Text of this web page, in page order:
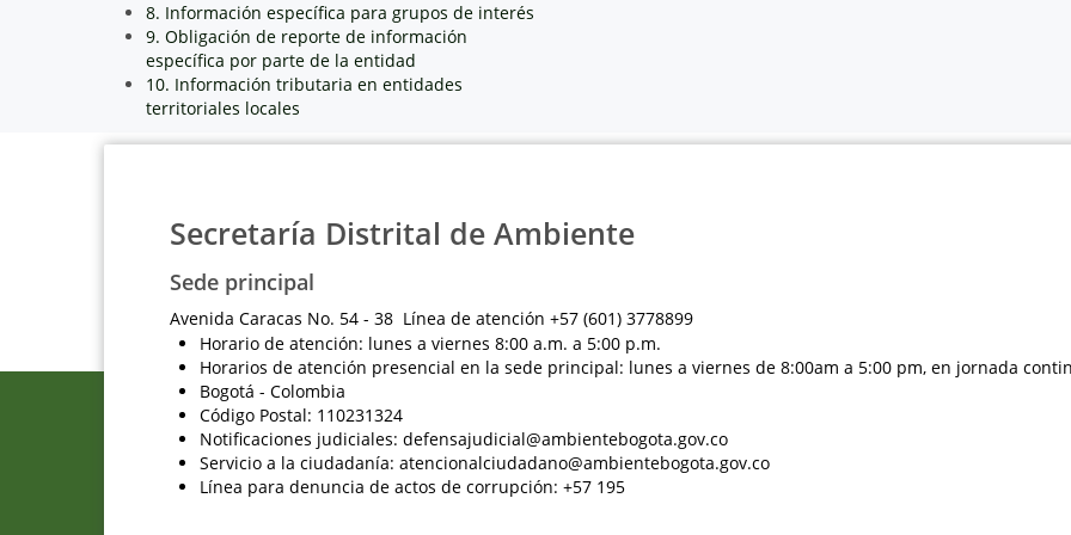
8. Información específica para grupos de interés
9. Obligación de reporte de información
específica por parte de la entidad
10. Información tributaria en entidades
territoriales locales
Secretaría Distrital de Ambiente
Sede principal
Avenida Caracas No. 54 - 38 Línea de atención +57 (601) 3778899
Horario de atención: lunes a viernes 8:00 a.m. a 5:00 p.m.
Horarios de atención presencial en la sede principal: lunes a viernes de 8:00am a 5:00 pm, en jornada
Bogotá - Colombia
Código Postal: 110231324
Notificaciones judiciales: defensajudicial@ambientebogota.gov.co
Servicio a la ciudadanía: atencionalciudadano@ambientebogota.gov.co
Línea para denuncia de actos de corrupción: +57 195